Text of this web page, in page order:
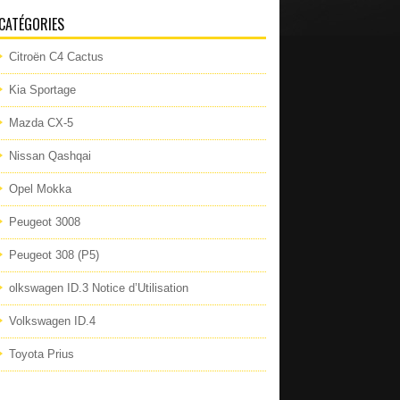
Citroën C4 Cactus
Kia Sportage
Mazda CX-5
Nissan Qashqai
Opel Mokka
Peugeot 3008
Peugeot 308 (P5)
olkswagen ID.3 Notice d’Utilisation
Volkswagen ID.4
Toyota Prius